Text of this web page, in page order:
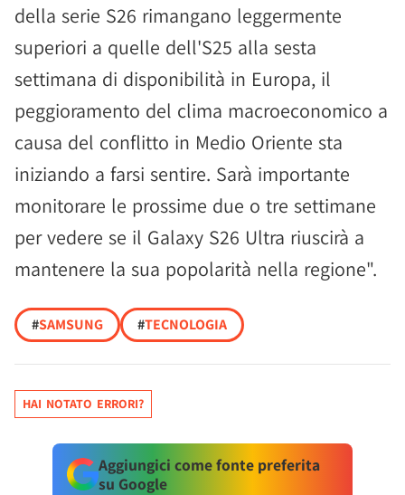
della serie S26 rimangano leggermente
superiori a quelle dell'S25 alla sesta
settimana di disponibilità in Europa, il
peggioramento del clima macroeconomico a
causa del conflitto in Medio Oriente sta
iniziando a farsi sentire. Sarà importante
monitorare le prossime due o tre settimane
per vedere se il Galaxy S26 Ultra riuscirà a
mantenere la sua popolarità nella regione".
#SAMSUNG #TECNOLOGIA
HAI NOTATO ERRORI?
Aggiungici come fonte preferita
su Google